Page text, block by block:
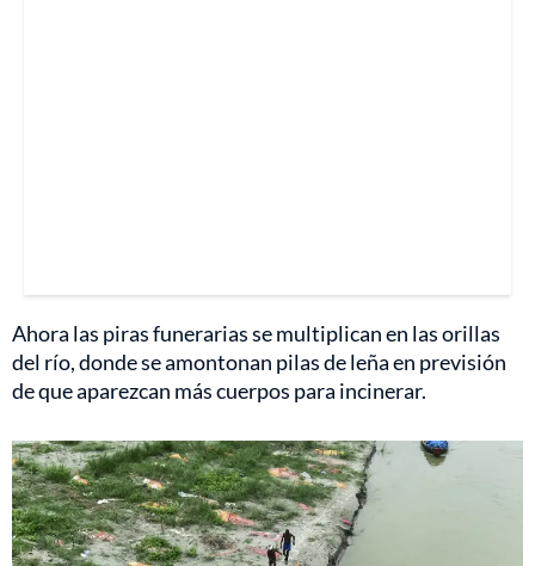
Ahora las piras funerarias se multiplican en las orillas
del río, donde se amontonan pilas de leña en previsión
de que aparezcan más cuerpos para incinerar.